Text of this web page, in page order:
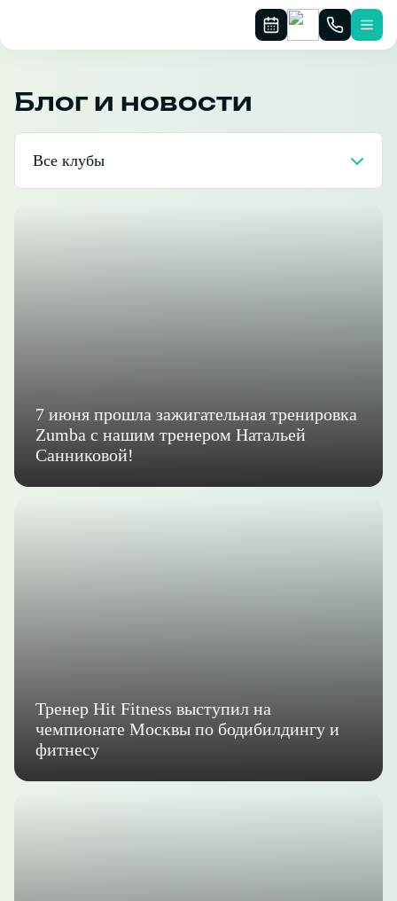
Блог и новости
Все клубы
7 июня прошла зажигательная тренировка
Zumba с нашим тренером Натальей
Санниковой!
Тренер Hit Fitness выступил на
чемпионате Москвы по бодибилдингу и
фитнесу